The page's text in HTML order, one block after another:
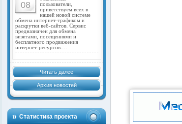
08
пользователи,
приветствуем всех в
нашей новой системе
обмена интернет-трафиком и
раскрутки веб-сайтов. Сервис
предназначен для обмена
визитами, посещениями и
бесплатного продвижения
интернет-ресурсов.…
Читать далее
Архив новостей
Статистика проекта